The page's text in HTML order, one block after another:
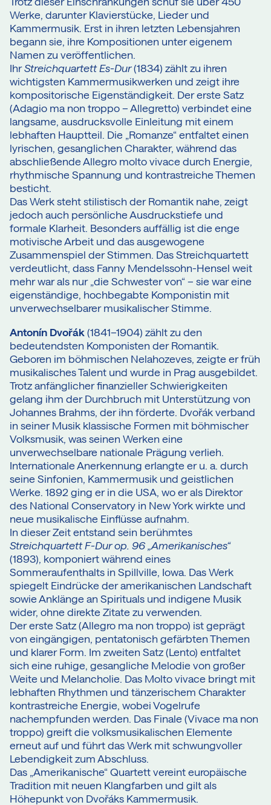
Werke, darunter Klavierstücke, Lieder und
Kammermusik. Erst in ihren letzten Lebensjahren
begann sie, ihre Kompositionen unter eigenem
Namen zu veröffentlichen.
IhrStreichquartett Es-Dur(1834) zählt zu ihren
wichtigsten Kammermusikwerken und zeigt ihre
kompositorische Eigenständigkeit. Der erste Satz
(Adagio ma non troppo – Allegretto) verbindet eine
langsame, ausdrucksvolle Einleitung mit einem
lebhaften Hauptteil. Die „Romanze“ entfaltet einen
lyrischen, gesanglichen Charakter, während das
abschließende Allegro molto vivace durch Energie,
rhythmische Spannung und kontrastreiche Themen
besticht.
Das Werk steht stilistisch der Romantik nahe, zeigt
jedoch auch persönliche Ausdruckstiefe und
formale Klarheit. Besonders auffällig ist die enge
motivische Arbeit und das ausgewogene
Zusammenspiel der Stimmen. Das Streichquartett
verdeutlicht, dass Fanny Mendelssohn-Hensel weit
mehr war als nur „die Schwester von“ – sie war eine
eigenständige, hochbegabte Komponistin mit
unverwechselbarer musikalischer Stimme.
Antonín Dvořák (1841–1904) zählt zu den
bedeutendsten Komponisten der Romantik.
Geboren im böhmischen Nelahozeves, zeigte er früh
musikalisches Talent und wurde in Prag ausgebildet.
Trotz anfänglicher finanzieller Schwierigkeiten
gelang ihm der Durchbruch mit Unterstützung von
Johannes Brahms, der ihn förderte. Dvořák verband
in seiner Musik klassische Formen mit böhmischer
Volksmusik, was seinen Werken eine
unverwechselbare nationale Prägung verlieh.
Internationale Anerkennung erlangte er u. a. durch
seine Sinfonien, Kammermusik und geistlichen
Werke. 1892 ging er in die USA, wo er als Direktor
des National Conservatory in New York wirkte und
neue musikalische Einflüsse aufnahm.
In dieser Zeit entstand sein berühmtes
Streichquartett F-Dur op. 96 „Amerikanisches“
(1893), komponiert während eines
Sommeraufenthalts in Spillville, Iowa. Das Werk
spiegelt Eindrücke der amerikanischen Landschaft
sowie Anklänge an Spirituals und indigene Musik
wider, ohne direkte Zitate zu verwenden.
Der erste Satz (Allegro ma non troppo) ist geprägt
von eingängigen, pentatonisch gefärbten Themen
und klarer Form. Im zweiten Satz (Lento) entfaltet
sich eine ruhige, gesangliche Melodie von großer
Weite und Melancholie. Das Molto vivace bringt mit
lebhaften Rhythmen und tänzerischem Charakter
kontrastreiche Energie, wobei Vogelrufe
nachempfunden werden. Das Finale (Vivace ma non
troppo) greift die volksmusikalischen Elemente
erneut auf und führt das Werk mit schwungvoller
Lebendigkeit zum Abschluss.
Das „Amerikanische“ Quartett vereint europäische
Tradition mit neuen Klangfarben und gilt als
Höhepunkt von Dvořáks Kammermusik.